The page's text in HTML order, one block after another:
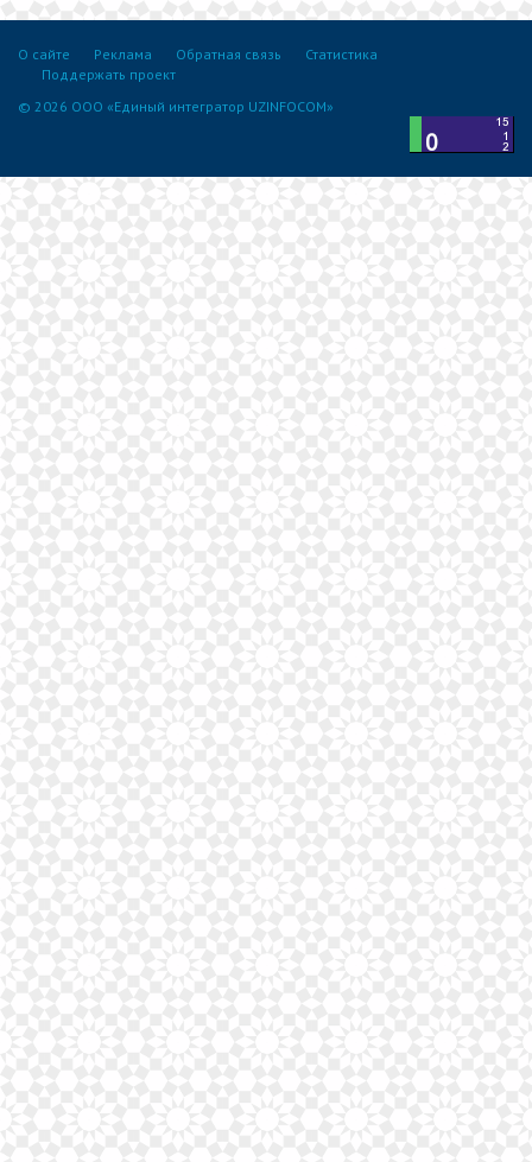
О сайте Реклама Обратная связь
Статистика
Поддержать проект
© 2026 ООО «Единый интегратор UZINFOCOM»